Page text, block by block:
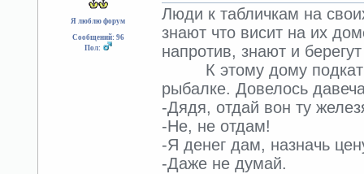
Я люблю форум
Сообщений: 96
Пол:
Люди к табличкам на
знают что висит на их
напротив, знают и
К этому дому
рыбалке. Довелось
-Дядя, отдай вон ту
-Не, не отдам!
-Я денег дам, назначь
-Даже не думай.